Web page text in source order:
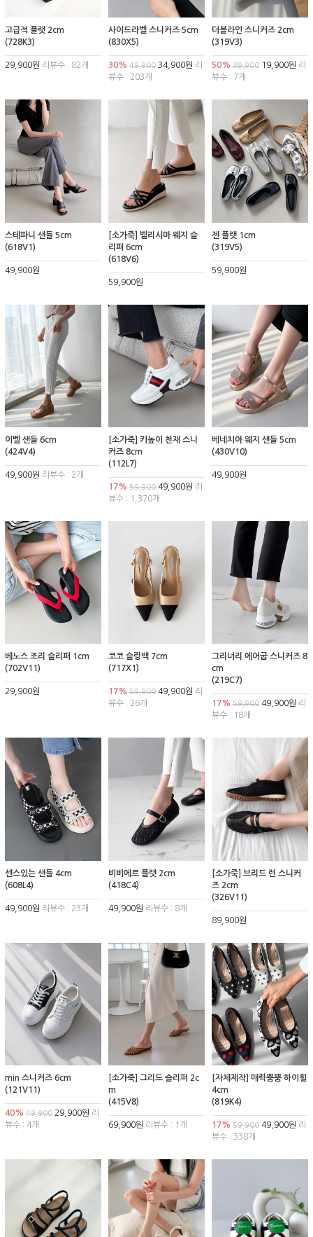
고급적 플랫 2cm
(728K3)
29,900원 리뷰수 : 82개
사이드라벨 스니커즈 5cm
(830X5)
30% 49,90034,900원 리
뷰수 : 203개
더블라인 스니커즈 2cm
(319V3)
50% 39,90019,900원 리
뷰수 : 7개
스테파니 샌들 5cm
(618V1)
49,900원
[소가죽] 벨리시마 웨지 슬
리퍼 6cm
(618V6)
59,900원
젠 플랫 1cm
(319V5)
59,900원
이벨 샌들 6cm
(424V4)
49,900원 리뷰수 : 2개
[소가죽] 키높이 천재 스니
커즈 8cm
(112L7)
17% 59,90049,900원 리
뷰수 : 1,370개
베네치아 웨지 샌들 5cm
(430V10)
49,900원
베노스 조리 슬리퍼 1cm
(702V11)
29,900원
코코 슬링백 7cm
(717X1)
17% 59,90049,900원 리
뷰수 : 26개
그리너리 에어굽 스니커즈 8
cm
(219C7)
17% 59,90049,900원 리
뷰수 : 18개
센스있는 샌들 4cm
(608L4)
49,900원 리뷰수 : 23개
비비에르 플랫 2cm
(418C4)
49,900원 리뷰수 : 8개
[소가죽] 브리드 런 스니커
즈 2cm
(326V11)
89,900원
min 스니커즈 6cm
(121V11)
40% 49,900 29,900원 리
뷰수 : 4개
[소가죽] 그리드 슬리퍼 2c
m
(415V8)
69,900원 리뷰수 : 1개
[자체제작] 매력뿜뿜 하이힐
4cm
(819K4)
17% 59,90049,900원 리
뷰수 : 338개